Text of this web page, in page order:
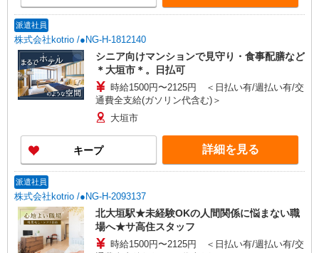
派遣社員
株式会社kotrio /●NG-H-1812140
シニア向けマンションで見守り・食事配膳など
＊大垣市＊。日払可
時給1500円〜2125円 ＜日払い有/週払い有/交
通費全支給(ガソリン代含む)＞
大垣市
キープ 詳細を見る
派遣社員
株式会社kotrio /●NG-H-2093137
北大垣駅★未経験OKの人間関係に悩まない職
場へ★サ高住スタッフ
時給1500円〜2125円 ＜日払い有/週払い有/交